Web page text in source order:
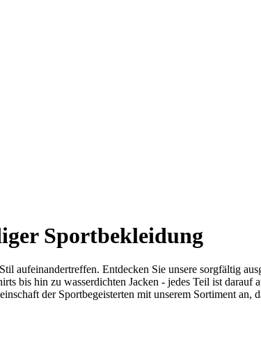
Sportbekleidung
aufeinandertreffen. Entdecken Sie unsere sorgfältig
bis hin zu wasserdichten Jacken - jedes Teil ist
der Sportbegeisterten mit unserem Sortiment an,